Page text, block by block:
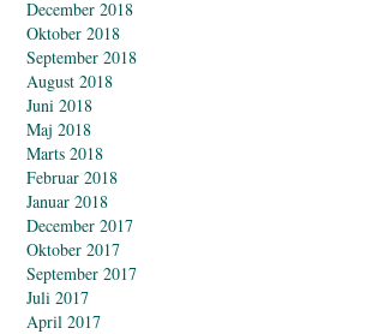
December 2018
Oktober 2018
September 2018
August 2018
Juni 2018
Maj 2018
Marts 2018
Februar 2018
Januar 2018
December 2017
Oktober 2017
September 2017
Juli 2017
April 2017